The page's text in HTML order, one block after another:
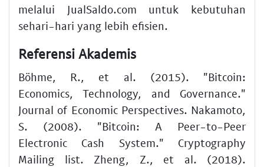
melalui JualSaldo.com untuk kebutuhan
sehari-hari yang lebih efisien.
Referensi Akademis
Böhme, R., et al. (2015). "Bitcoin:
Economics, Technology, and Governance."
Journal of Economic Perspectives. Nakamoto,
S. (2008). "Bitcoin: A Peer-to-Peer
Electronic Cash System." Cryptography
Mailing list. Zheng, Z., et al. (2018).